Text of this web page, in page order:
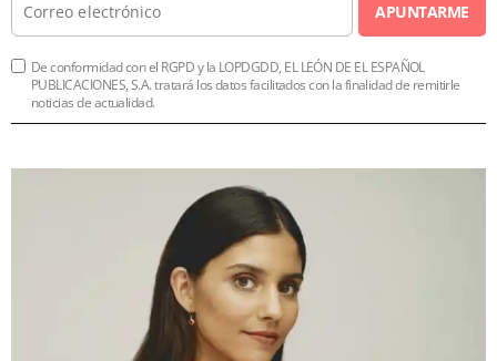
APUNTARME
De conformidad con el RGPD y la LOPDGDD, EL LEÓN DE EL ESPAÑOL
PUBLICACIONES, S.A. tratará los datos facilitados con la finalidad de remitirle
noticias de actualidad.